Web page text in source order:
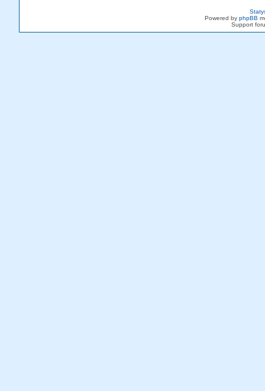
Powered by phpBB
Support